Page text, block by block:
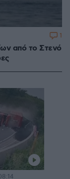
από το Στενό
1